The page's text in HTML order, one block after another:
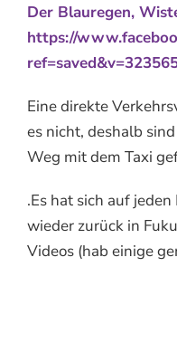
Der Blauregen,
https://
Eine direkte
es nicht, deshalb
Weg mit dem Taxi
.Es hat sich auf
wieder zurück in
Videos (hab einige